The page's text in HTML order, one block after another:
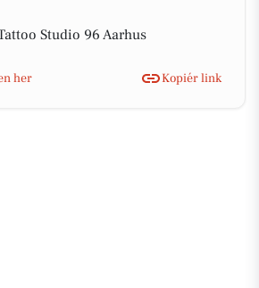
Studio 96 Aarhus
her Kopiér link